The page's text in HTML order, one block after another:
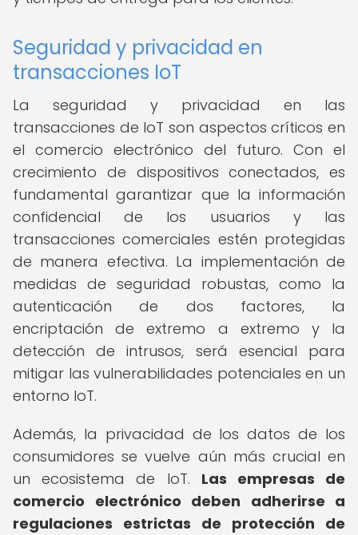
Seguridad y privacidad en
transacciones IoT
La seguridad y privacidad en las
transacciones de IoT son aspectos críticos en
el comercio electrónico del futuro. Con el
crecimiento de dispositivos conectados, es
fundamental garantizar que la información
confidencial de los usuarios y las
transacciones comerciales estén protegidas
de manera efectiva. La implementación de
medidas de seguridad robustas, como la
autenticación de dos factores, la
encriptación de extremo a extremo y la
detección de intrusos, será esencial para
mitigar las vulnerabilidades potenciales en un
entorno IoT.
Además, la privacidad de los datos de los
consumidores se vuelve aún más crucial en
un ecosistema de IoT. Las empresas de
comercio electrónico deben adherirse a
regulaciones estrictas de protección de